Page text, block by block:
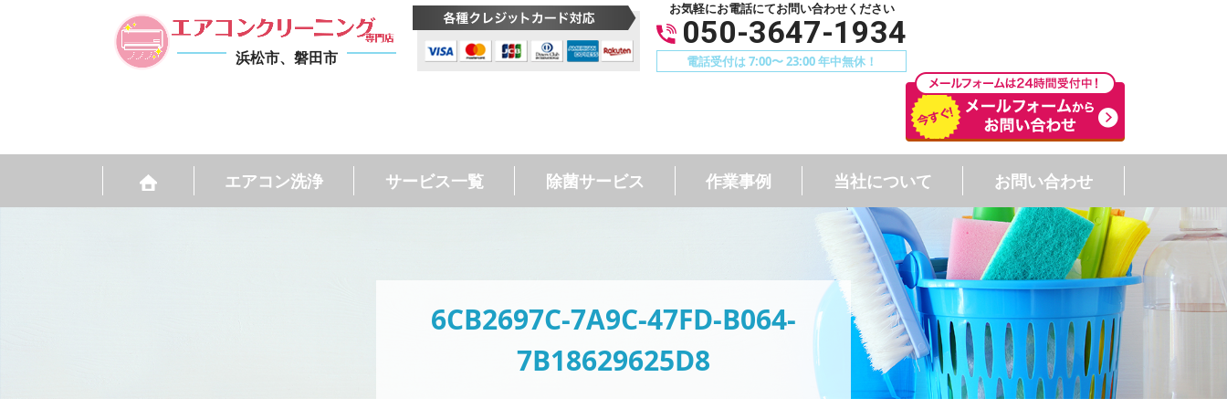
浜松市、磐田市
お気軽にお電話にてお問い合わせください
050-3647-1934
電話受付は 7:00〜 23:00 年中無休！
エアコン洗浄 サービス一覧 除菌サービス 作業事例 当社について お問い合わせ
6CB2697C-7A9C-47FD-B064-
7B18629625D8